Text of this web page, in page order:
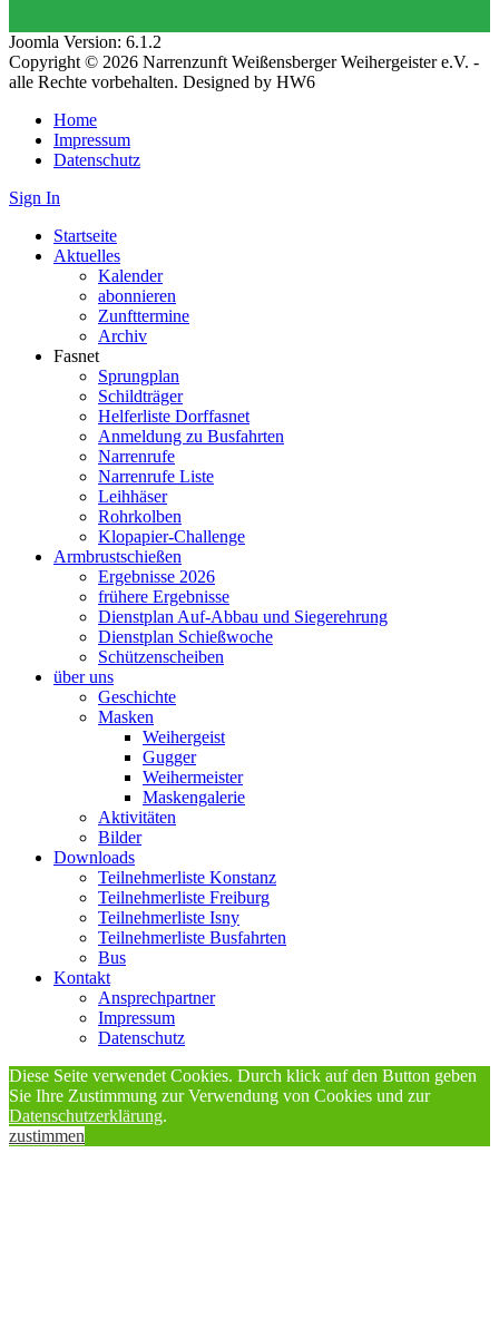
Joomla Version: 6.1.2
Copyright © 2026 Narrenzunft Weißensberger Weihergeister e.V. -
alle Rechte vorbehalten. Designed by HW6
Home
Impressum
Datenschutz
Sign In
Startseite
Aktuelles
Kalender
abonnieren
Zunfttermine
Archiv
Fasnet
Sprungplan
Schildträger
Helferliste Dorffasnet
Anmeldung zu Busfahrten
Narrenrufe
Narrenrufe Liste
Leihhäser
Rohrkolben
Klopapier-Challenge
Armbrustschießen
Ergebnisse 2026
frühere Ergebnisse
Dienstplan Auf-Abbau und Siegerehrung
Dienstplan Schießwoche
Schützenscheiben
über uns
Geschichte
Masken
Weihergeist
Gugger
Weihermeister
Maskengalerie
Aktivitäten
Bilder
Downloads
Teilnehmerliste Konstanz
Teilnehmerliste Freiburg
Teilnehmerliste Isny
Teilnehmerliste Busfahrten
Bus
Kontakt
Ansprechpartner
Impressum
Datenschutz
Diese Seite verwendet Cookies. Durch klick auf den Button geben
Sie Ihre Zustimmung zur Verwendung von Cookies und zur
Datenschutzerklärung.
zustimmen